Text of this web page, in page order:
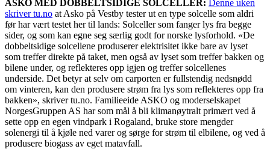
ASKO MED DOBBELTSIDIGE SOLCELLER: Denne uken
skriver tu.no at Asko på Vestby tester ut en type solcelle som aldri
før har vært testet her til lands: Solceller som fanger lys fra begge
sider, og som kan egne seg særlig godt for norske lysforhold. «De
dobbeltsidige solcellene produserer elektrisitet ikke bare av lyset
som treffer direkte på taket, men også av lyset som treffer bakken og
bilene under, og reflekteres opp igjen og treffer solcellenes
underside. Det betyr at selv om carporten er fullstendig nedsnødd
om vinteren, kan den produsere strøm fra lys som reflekteres opp fra
bakken», skriver tu.no. Familieeide ASKO og moderselskapet
NorgesGruppen AS har som mål å bli klimanøytralt primært ved å
sette opp en egen vindpark i Rogaland, bruke store mengder
solenergi til å kjøle ned varer og sørge for strøm til elbilene, og ved å
produsere biogass av eget matavfall.